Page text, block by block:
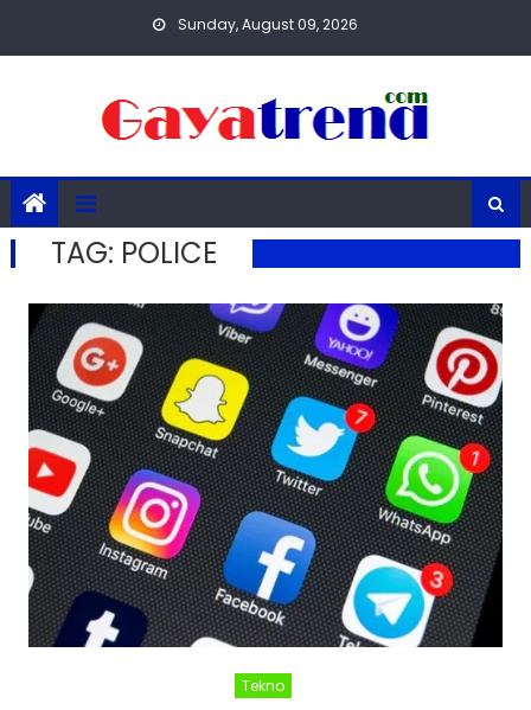
Sunday, August 09, 2026
TAG: POLICE
Tekno